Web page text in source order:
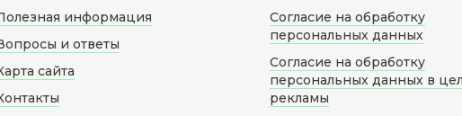
информация
и ответы
сайта
Согласие на обработку
персональных данных
Согласие на обработку
персональных данных в
рекламы